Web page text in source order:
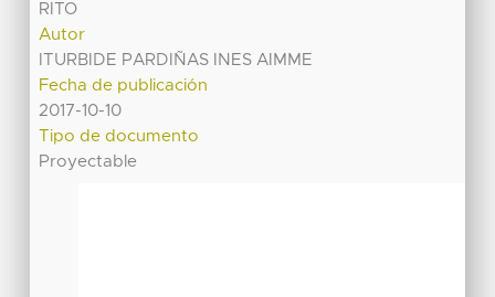
RITO
Autor
ITURBIDE PARDIÑAS INES AIMME
Fecha de publicación
2017-10-10
Tipo de documento
Proyectable